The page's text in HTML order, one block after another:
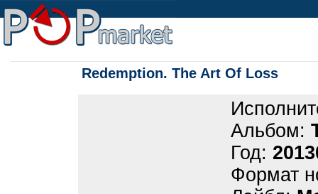
Redemption. The Art Of Loss
Альбом:
Год:
Формат